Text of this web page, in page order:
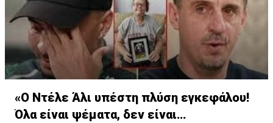
«Ο Ντέλε Άλι υπέστη πλύση εγκεφάλου!
Όλα είναι ψέματα, δεν είναι